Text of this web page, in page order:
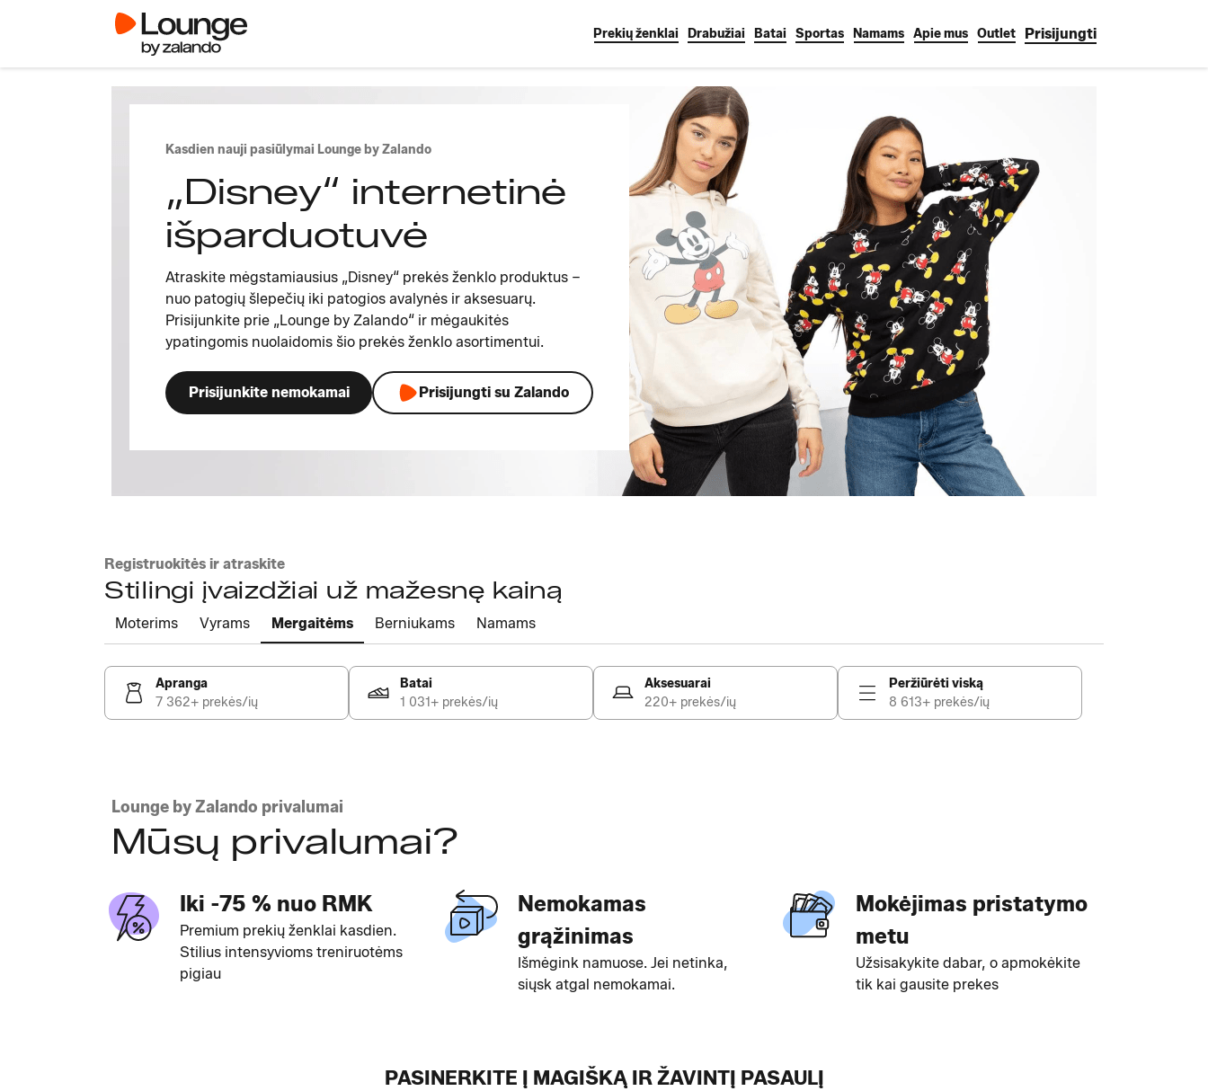
Prekių ženklai Drabužiai Batai Sportas Namams Apie mus Outlet Prisijungti
Kasdien nauji pasiūlymai Lounge by Zalando
„Disney“ internetinė
išparduotuvė
Atraskite mėgstamiausius „Disney“ prekės ženklo produktus –
nuo patogių šlepečių iki patogios avalynės ir aksesuarų.
Prisijunkite prie „Lounge by Zalando“ ir mėgaukitės
ypatingomis nuolaidomis šio prekės ženklo asortimentui.
Prisijunkite nemokamai Prisijungti su Zalando
Registruokitės ir atraskite
Stilingi įvaizdžiai už mažesnę kainą
Moterims Vyrams Mergaitėms Berniukams Namams
Apranga
7 362+ prekės/ių
Batai
1 031+ prekės/ių
Aksesuarai
220+ prekės/ių
Peržiūrėti viską
8 613+ prekės/ių
Lounge by Zalando privalumai
Mūsų privalumai?
Iki -75 % nuo RMK
Premium prekių ženklai kasdien.
Stilius intensyvioms treniruotėms
pigiau
Nemokamas
grąžinimas
Išmėgink namuose. Jei netinka,
siųsk atgal nemokamai.
Mokėjimas pristatymo
metu
Užsisakykite dabar, o apmokėkite
tik kai gausite prekes
PASINERKITE Į MAGIŠKĄ IR ŽAVINTĮ PASAULĮ